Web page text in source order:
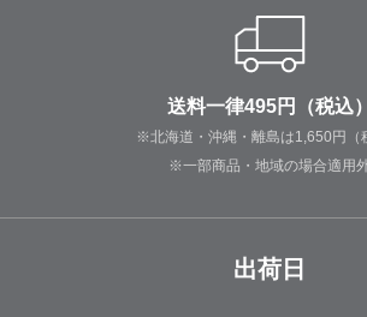
送料一律495円（税込）
※北海道・沖縄・離島は1,650円（
※一部商品・地域の場合適用
出荷日